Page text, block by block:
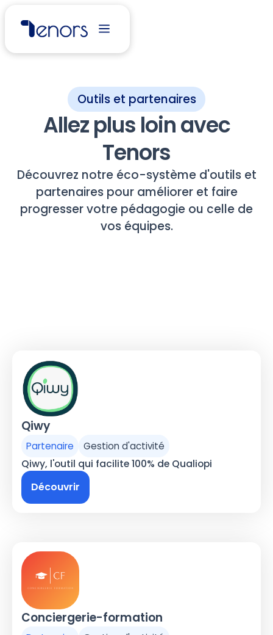
Outils et partenaires
Allez plus loin avec
Tenors
Découvrez notre éco-système d'outils et
partenaires pour améliorer et faire
progresser votre pédagogie ou celle de
vos équipes.
Qiwy
Partenaire Gestion d'activité
Qiwy, l'outil qui facilite 100% de Qualiopi
Découvrir
Conciergerie-formation